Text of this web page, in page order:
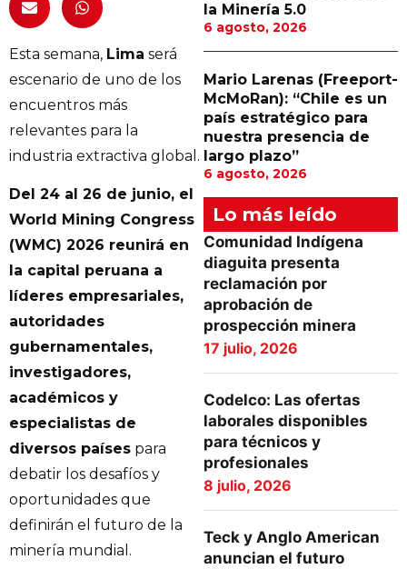
Esta semana, Lima será
escenario de uno de los
encuentros más
relevantes para la
industria extractiva global.
Del 24 al 26 de junio, el
World Mining Congress
(WMC) 2026 reunirá en
la capital peruana a
líderes empresariales,
autoridades
gubernamentales,
investigadores,
académicos y
especialistas de
diversos países para
debatir los desafíos y
oportunidades que
definirán el futuro de la
minería mundial.
la Minería 5.0
6 agosto, 2026
Mario Larenas (Freeport-
McMoRan): “Chile es un
país estratégico para
nuestra presencia de
largo plazo”
6 agosto, 2026
Lo más leído
Comunidad Indígena
diaguita presenta
reclamación por
aprobación de
prospección minera
17 julio, 2026
Codelco: Las ofertas
laborales disponibles
para técnicos y
profesionales
8 julio, 2026
Teck y Anglo American
anuncian el futuro